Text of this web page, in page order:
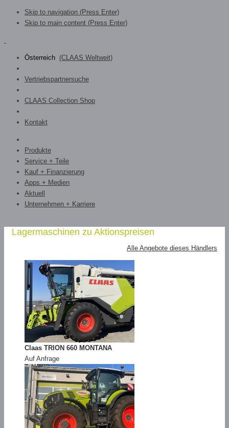
Skip to navigation (Press Enter)
Skip to main content (Press Enter)
Österreich (CLAAS Weltweit)
Vertriebspartnersuche
CLAAS Collection Shop
Kontakt
Produkte
Service + Teile
Kauf + Finanzierung
Apps + Medien
Aktuell
Unternehmen + Karriere
Lagermaschinen zu Aktionspreisen
Alle Angebote dieses Händlers
Claas TRION 660 MONTANA
Auf Anfrage